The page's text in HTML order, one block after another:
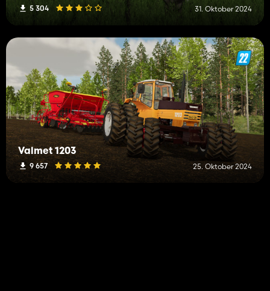
5 304 31. Oktober 2024
Valmet 1203
9 657 25. Oktober 2024